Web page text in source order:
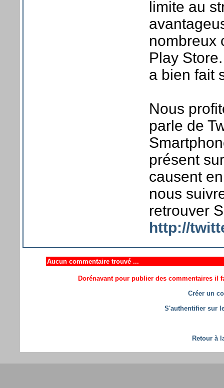
limite au
nombreux
Play
a bien fait
Nous
parle de
présent
causent
nous
retrouver
http://
Aucun commentaire trouvé ...
Dorénavant pour publier des commentaires il
Créer un
S'authentifier sur
Retour à